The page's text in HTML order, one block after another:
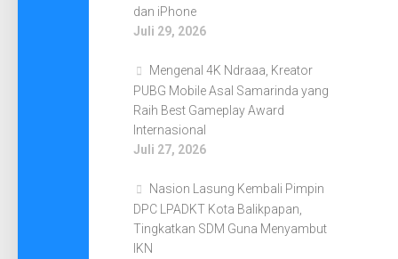
dan iPhone
Juli 29, 2026
Mengenal 4K Ndraaa, Kreator
PUBG Mobile Asal Samarinda yang
Raih Best Gameplay Award
Internasional
Juli 27, 2026
Nasion Lasung Kembali Pimpin
DPC LPADKT Kota Balikpapan,
Tingkatkan SDM Guna Menyambut
IKN